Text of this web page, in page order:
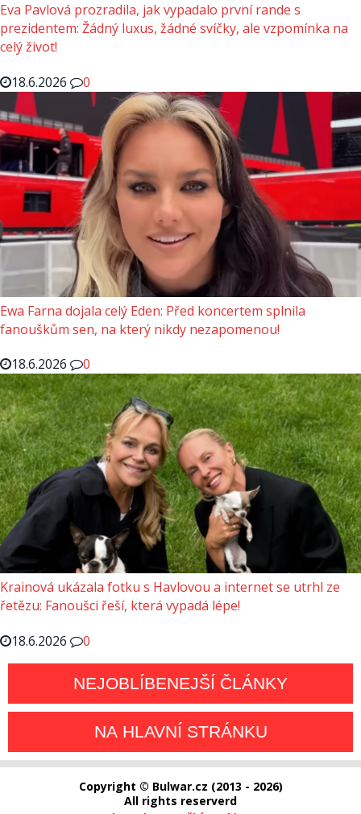
Eva Pavlová prozradila, jak vypadalo první rande s
prezidentem: Žádný luxus, žádné svíčky, ale vzpomínka na
celý život!
18.6.2026
0
Ewa Farna dojala celý Eden: Před koncertem splnila
fanouškům sen, na který nikdy nezapomenou!
18.6.2026
0
Krainová ukázala fotku s Havlovou a internet se utrhl ze
řetězu: Fanoušci řeší, která vypadá lépe!
18.6.2026
0
NEJOBLÍBENEJŠÍ ČLÁNKY
NA HLAVNÍ STRÁNKU
Copyright © Bulwar.cz (2013 - 2026)
All rights reserverd